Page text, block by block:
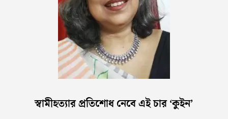
স্বামীহত্যার প্রতিশোধ নেবে এই চার ‘কুইন’